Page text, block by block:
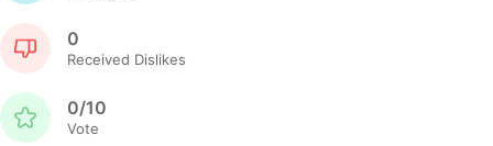
0
Received Dislikes
0/10
Vote